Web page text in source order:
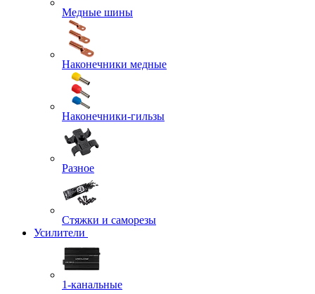
Медные шины
Наконечники медные
Наконечники-гильзы
Разное
Стяжки и саморезы
Усилители
1-канальные